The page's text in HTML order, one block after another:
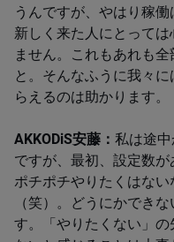
うんですが、やはり稼働
新しく来た人にとって
ません。これもあれも
と。そんなふうに我々
らえるのは助かります。
AKKODiS安藤： 私は途
ですが、最初、設定数
ポチポチやりたくはな
（笑）。どうにかでき
す。「やりたくない」の